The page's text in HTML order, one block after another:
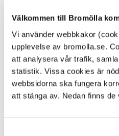
Välkommen till Bromölla
Vi använder webbkakor
upplevelse av bromolla.se.
att analysera vår trafik,
statistik. Vissa cookies är
webbsidorna ska fungera
att stänga av. Nedan finns de
Skriv ut